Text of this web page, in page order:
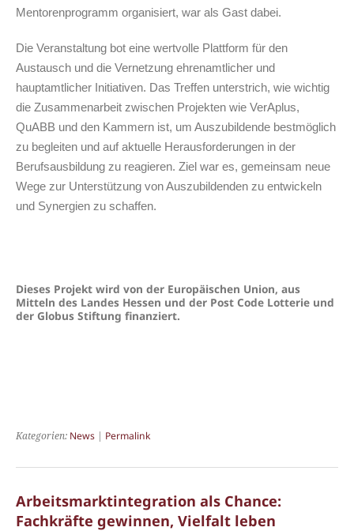
Mentorenprogramm organisiert, war als Gast dabei.
Die Veranstaltung bot eine wertvolle Plattform für den
Austausch und die Vernetzung ehrenamtlicher und
hauptamtlicher Initiativen. Das Treffen unterstrich, wie wichtig
die Zusammenarbeit zwischen Projekten wie VerAplus,
QuABB und den Kammern ist, um Auszubildende bestmöglich
zu begleiten und auf aktuelle Herausforderungen in der
Berufsausbildung zu reagieren. Ziel war es, gemeinsam neue
Wege zur Unterstützung von Auszubildenden zu entwickeln
und Synergien zu schaffen.
Dieses Projekt wird von der Europäischen Union, aus
Mitteln des Landes Hessen und der Post Code Lotterie und
der Globus Stiftung finanziert.
Kategorien: News | Permalink
Arbeitsmarktintegration als Chance:
Fachkräfte gewinnen, Vielfalt leben